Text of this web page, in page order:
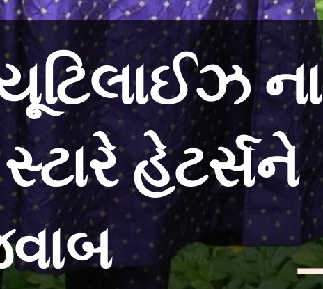
ના
હેટર્સને
આપ્યો આ જવાબ